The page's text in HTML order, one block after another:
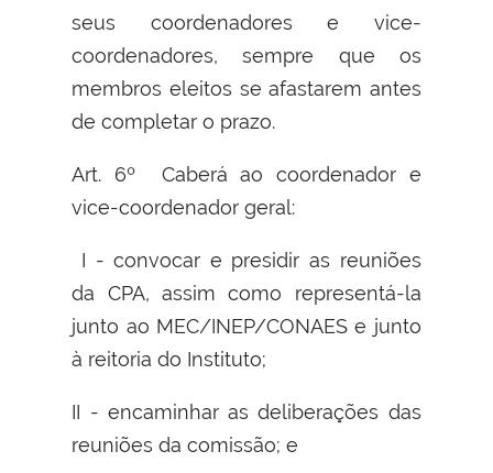
seus coordenadores e vice-
coordenadores, sempre que os
membros eleitos se afastarem antes
de completar o prazo.
Art. 6º Caberá ao coordenador e
vice-coordenador geral:
I - convocar e presidir as reuniões
da CPA, assim como representá-la
junto ao MEC/INEP/CONAES e junto
à reitoria do Instituto;
II - encaminhar as deliberações das
reuniões da comissão; e